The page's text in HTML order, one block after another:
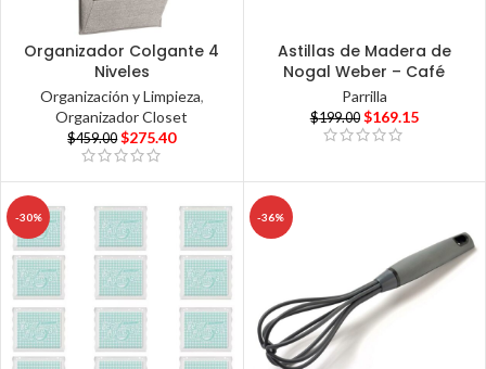
Organizador Colgante 4
Niveles
Organización y Limpieza,
Organizador Closet
$459.00 $275.40
Astillas de Madera de
Nogal Weber – Café
Parrilla
$199.00 $169.15
-30% -36%